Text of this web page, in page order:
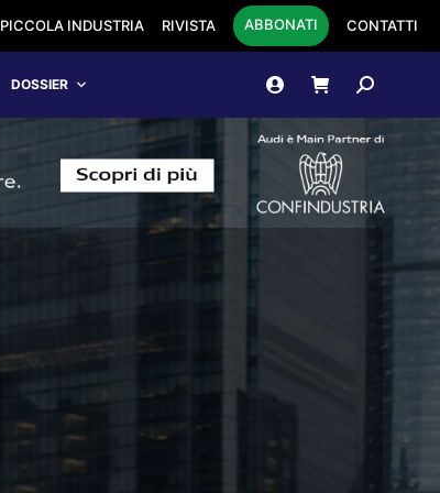
PICCOLA INDUSTRIA RIVISTA ABBONATI CONTATTI
DOSSIER Cerca: